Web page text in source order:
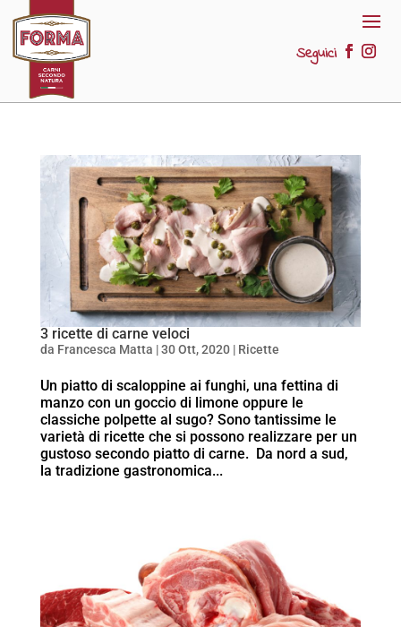
Seguici
3 ricette di carne veloci
da Francesca Matta |30 Ott, 2020| Ricette
Un piatto di scaloppine ai funghi, una fettina di
manzo con un goccio di limone oppure le
classiche polpette al sugo? Sono tantissime le
varietà di ricette che si possono realizzare per un
gustoso secondo piatto di carne. Da nord a sud,
la tradizione gastronomica...